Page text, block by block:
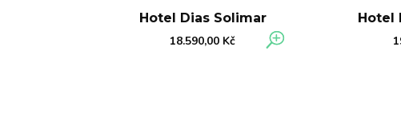
Hotel Dias Solimar
18.590,00 Kč
Hotel